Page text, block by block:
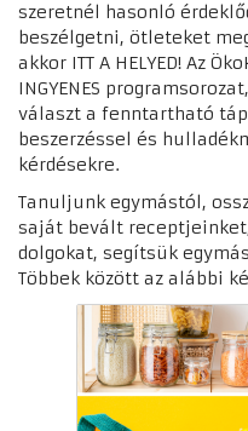
szeretnél hasonló
beszélgetni, ötleteket
akkor ITT A HELYED! Az
INGYENES
választ a fenntartható
beszerzéssel és
kérdésekre.
Tanuljunk egymástól,
saját bevált
dolgokat, segítsük
Többek között az alábbi